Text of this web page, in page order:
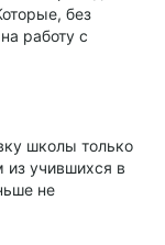
без
работу с
школы только
из учившихся в
не